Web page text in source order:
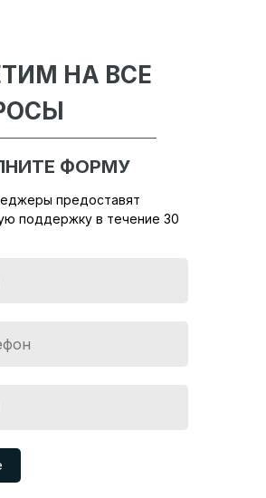
НА ВСЕ
предоставят
поддержку в течение 30
ФОРМУ